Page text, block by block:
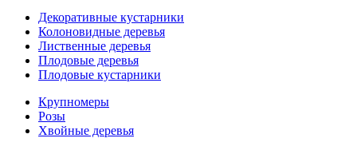
Декоративные кустарники
Колоновидные деревья
Лиственные деревья
Плодовые деревья
Плодовые кустарники
Крупномеры
Розы
Хвойные деревья